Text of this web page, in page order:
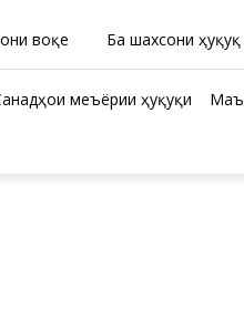
воқеӣ Ба шахсони ҳуқуқӣ
меъёрии ҳуқуқи